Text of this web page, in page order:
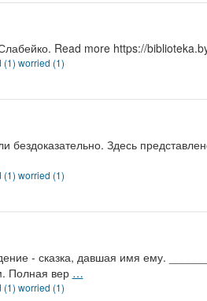
Слабейко. Read more https://
(1) worried (1)
Здесь
(1) worried (1)
- сказка, давшая имя ему.
Полная вер …
(1) worried (1)